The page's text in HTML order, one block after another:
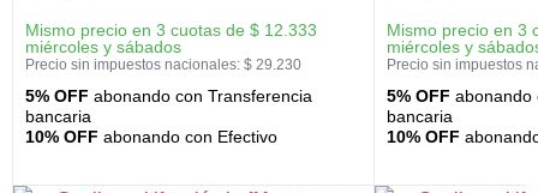
Mismo precio en 3 cuotas de $ 12.333
miércoles y sábados
Precio sin impuestos nacionales: $ 29.230
5% OFF abonando con Transferencia
bancaria
10% OFF abonando con Efectivo
Mismo precio en 3
miércoles y
Precio sin impuestos
5% OFF abonando
bancaria
10% OFF